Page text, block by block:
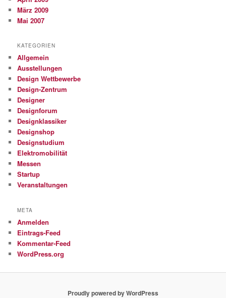
März 2009
Mai 2007
KATEGORIEN
Allgemein
Ausstellungen
Design Wettbewerbe
Design-Zentrum
Designer
Designforum
Designklassiker
Designshop
Designstudium
Elektromobilität
Messen
Startup
Veranstaltungen
META
Anmelden
Eintrags-Feed
Kommentar-Feed
WordPress.org
Proudly powered by WordPress